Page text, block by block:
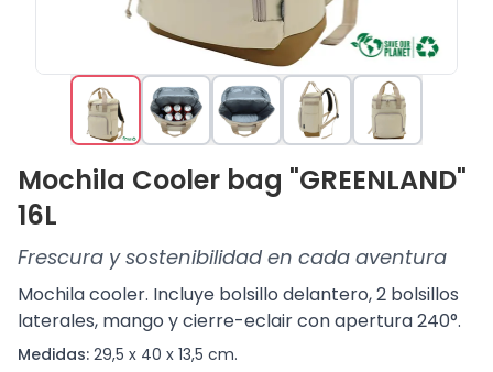
Mochila Cooler bag "GREENLAND"
16L
Frescura y sostenibilidad en cada aventura
Mochila cooler. Incluye bolsillo delantero, 2 bolsillos
laterales, mango y cierre-eclair con apertura 240°.
Medidas: 29,5 x 40 x 13,5 cm.